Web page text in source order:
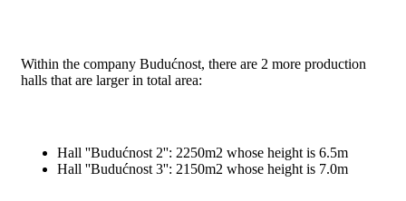
Within the company Budućnost, there are 2 more production
halls that are larger in total area:
Hall ''Budućnost 2'': 2250m2 whose height is 6.5m
Hall ''Budućnost 3'': 2150m2 whose height is 7.0m